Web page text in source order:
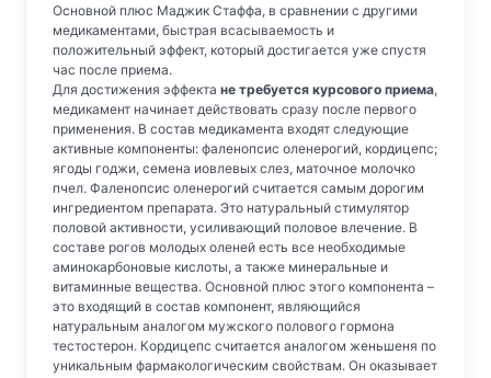
Основной плюс Маджик Стаффа, в сравнении с другими
медикаментами, быстрая всасываемость и
положительный эффект, который достигается уже спустя
час после приема.
Для достижения эффекта не требуется курсового приема,
медикамент начинает действовать сразу после первого
применения. В состав медикамента входят следующие
активные компоненты: фаленопсис оленерогий, кордицепс;
ягоды годжи, семена иовлевых слез, маточное молочко
пчел. Фаленопсис оленерогий считается самым дорогим
ингредиентом препарата. Это натуральный стимулятор
половой активности, усиливающий половое влечение. В
составе рогов молодых оленей есть все необходимые
аминокарбоновые кислоты, а также минеральные и
витаминные вещества. Основной плюс этого компонента –
это входящий в состав компонент, являющийся
натуральным аналогом мужского полового гормона
тестостерон. Кордицепс считается аналогом женьшеня по
уникальным фармакологическим свойствам. Он оказывает